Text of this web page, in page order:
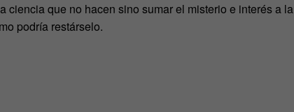
ciencia que no hacen sino sumar el misterio e interés a la
podría restárselo.